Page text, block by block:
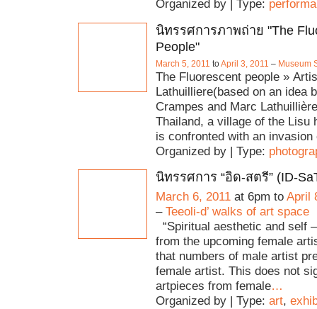
Organized by | Type:
นิทรรศการภาพถ่าย "The
People"
March 5, 2011 toApril 3, 2011 – Museum
The Fluorescent people »
Lathuilliere(based on an idea
Crampes and Marc
Thailand, a village of the Lisu
is confronted with an invasion
Organized by | Type:
นิทรรศการ “อิด-สตรี” (ID-
March 6, 2011 at 6pm to April
– Teeoli-d’ walks of art space
“Spiritual aesthetic and self
from the upcoming female
that numbers of male artist
female artist. This does not
artpieces from female…
Organized by | Type: art,